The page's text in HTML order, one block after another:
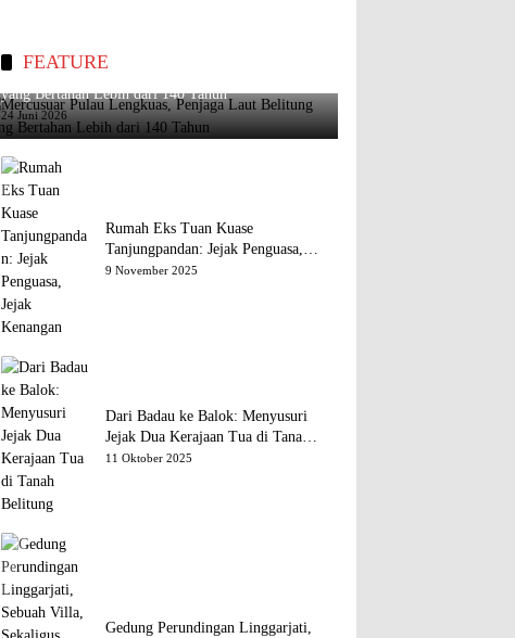
FEATURE
Mercusuar Pulau Lengkuas, Penjaga Laut Belitung
yang Bertahan Lebih dari 140 Tahun
24 Juni 2026
Rumah Eks Tuan Kuase
Tanjungpandan: Jejak Penguasa,
Jejak Kenangan
9 November 2025
Dari Badau ke Balok: Menyusuri
Jejak Dua Kerajaan Tua di Tanah
Belitung
11 Oktober 2025
Gedung Perundingan Linggarjati,